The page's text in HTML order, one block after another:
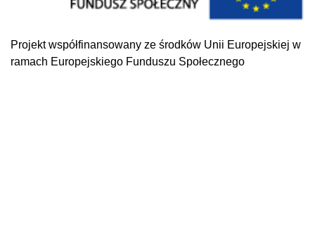
Projekt współfinansowany ze środków Unii Europejskiej w
ramach Europejskiego Funduszu Społecznego